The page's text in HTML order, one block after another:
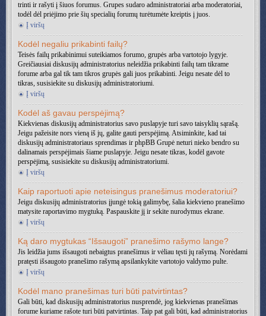
trinti ir rašyti į šiuos forumus. Grupes sudaro administratoriai arba moderatoriai,
todėl dėl priėjimo prie šių specialių forumų turėtumėte kreiptis į juos.
Į viršų
Kodėl negaliu prikabinti failų?
Teisės failų prikabinimui suteikiamos forumo, grupės arba vartotojo lygyje.
Greičiausiai diskusijų administratorius neleidžia prikabinti failų tam tikrame
forume arba gal tik tam tikros grupės gali juos prikabinti. Jeigu nesate dėl to
tikras, susisiekite su diskusijų administratoriumi.
Į viršų
Kodėl aš gavau perspėjimą?
Kiekvienas diskusijų administratorius savo puslapyje turi savo taisyklių sąrašą.
Jeigu pažeisite nors vieną iš jų, galite gauti perspėjimą. Atsiminkite, kad tai
diskusijų administratoriaus sprendimas ir phpBB Grupė neturi nieko bendro su
dalinamais perspėjimais šiame puslapyje. Jeigu nesate tikras, kodėl gavote
perspėjimą, susisiekite su diskusijų administratoriumi.
Į viršų
Kaip raportuoti apie neteisingus pranešimus moderatoriui?
Jeigu diskusijų administratorius įjungė tokią galimybę, šalia kiekvieno pranešimo
matysite raportavimo mygtuką. Paspauskite jį ir sekite nurodymus ekrane.
Į viršų
Ką daro mygtukas “Išsaugoti” pranešimo rašymo lange?
Jis leidžia jums išsaugoti nebaigtus pranešimus ir vėliau tęsti jų rašymą. Norėdami
pratęsti išsaugoto pranešimo rašymą apsilankykite vartotojo valdymo pulte.
Į viršų
Kodėl mano pranešimas turi būti patvirtintas?
Gali būti, kad diskusijų administratorius nusprendė, jog kiekvienas pranešimas
forume kuriame rašote turi būti patvirtintas. Taip pat gali būti, kad administratorius